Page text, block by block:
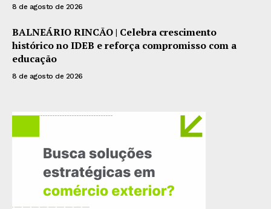
8 de agosto de 2026
BALNEÁRIO RINCÃO | Celebra crescimento
histórico no IDEB e reforça compromisso com a
educação
8 de agosto de 2026